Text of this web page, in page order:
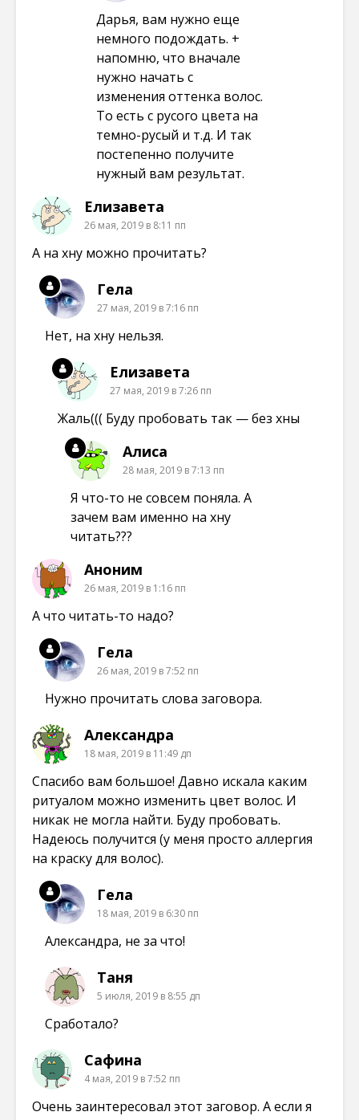
Дарья, вам нужно еще
немного подождать. +
напомню, что вначале
нужно начать с
изменения оттенка волос.
То есть с русого цвета на
темно-русый и т.д. И так
постепенно получите
нужный вам результат.
Елизавета
26 мая, 2019 в 8:11 пп
А на хну можно прочитать?
Гела
27 мая, 2019 в 7:16 пп
Нет, на хну нельзя.
Елизавета
27 мая, 2019 в 7:26 пп
Жаль((( Буду пробовать так — без хны
Алиса
28 мая, 2019 в 7:13 пп
Я что-то не совсем поняла. А
зачем вам именно на хну
читать???
Аноним
26 мая, 2019 в 1:16 пп
А что читать-то надо?
Гела
26 мая, 2019 в 7:52 пп
Нужно прочитать слова заговора.
Александра
18 мая, 2019 в 11:49 дп
Спасибо вам большое! Давно искала каким
ритуалом можно изменить цвет волос. И
никак не могла найти. Буду пробовать.
Надеюсь получится (у меня просто аллергия
на краску для волос).
Гела
18 мая, 2019 в 6:30 пп
Александра, не за что!
Таня
5 июля, 2019 в 8:55 дп
Сработало?
Сафина
4 мая, 2019 в 7:52 пп
Очень заинтересовал этот заговор. А если я